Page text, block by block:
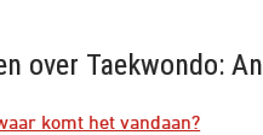
over Taekwondo:
komt het vandaan?